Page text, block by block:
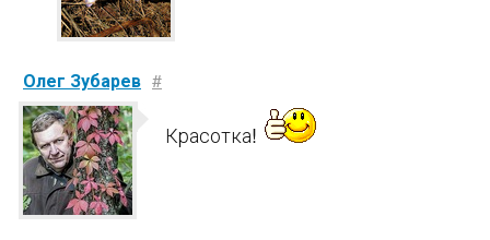
Олег Зубарев #
Красотка!